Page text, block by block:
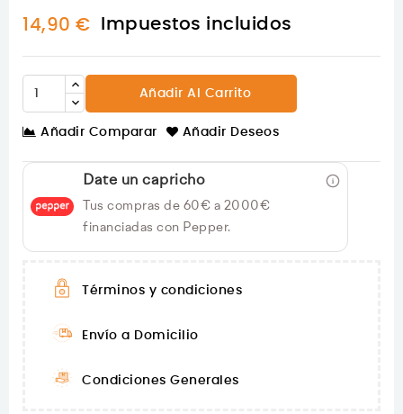
14,90 € Impuestos incluidos
Añadir Al Carrito
Añadir Comparar Añadir Deseos
Date un capricho
Tus compras de 60€ a 2000€
financiadas con Pepper.
Términos y condiciones
Envío a Domicilio
Condiciones Generales